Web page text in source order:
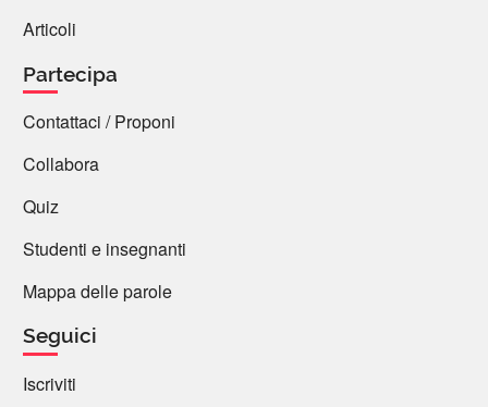
Articoli
Partecipa
Contattaci / Proponi
Collabora
Quiz
Studenti e insegnanti
Mappa delle parole
Seguici
Iscriviti